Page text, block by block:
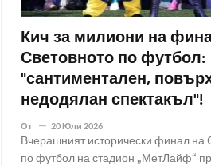
Кич за милиони на
Световното по футбол:
"сантиментален,
недодялан спектакъл"!
От 20 Юли 2026
Вчерашният исторически финал на
по футбол на стадион „МетЛайф“